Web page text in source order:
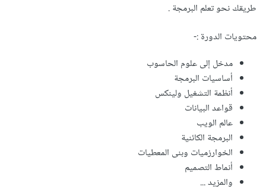
طريقك نحو تعلم البرمجة .
محتويات الدورة :-
مدخل إلى علوم الحاسوب
أساسيات البرمجة
أنظمة التشغيل ولينكس
قواعد البيانات
عالم الويب
البرمجة الكائنية
الخوارزميات وبنى المعطيات
أنماط التصميم
والمزيد ...